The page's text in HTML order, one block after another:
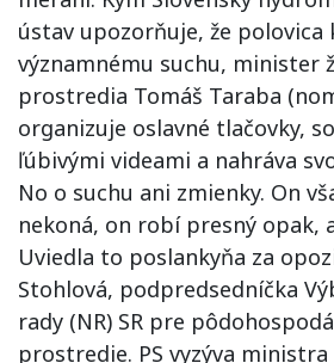
ústav upozorňuje, že polovica
významnému suchu, minister
prostredia Tomáš Taraba
organizuje oslavné tlačovky,
ľúbivými videami a nahráva
No o suchu ani zmienky. On
nekoná, on robí presný opak,
Uviedla to poslankyňa za
Stohlová, podpredsedníčka
rady (NR) SR pre
prostredie. PS vyzýva